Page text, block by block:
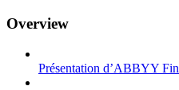
Overview
Présentation d’ABBYY